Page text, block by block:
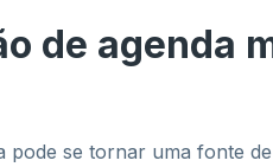
de agenda
pode se tornar uma fonte